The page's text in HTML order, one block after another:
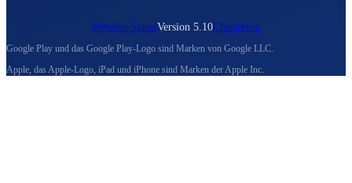
Website-StatusVersion 5.10Changelog
Google Play und das Google Play-Logo sind Marken von Google LLC.
Apple, das Apple-Logo, iPad und iPhone sind Marken der Apple Inc.